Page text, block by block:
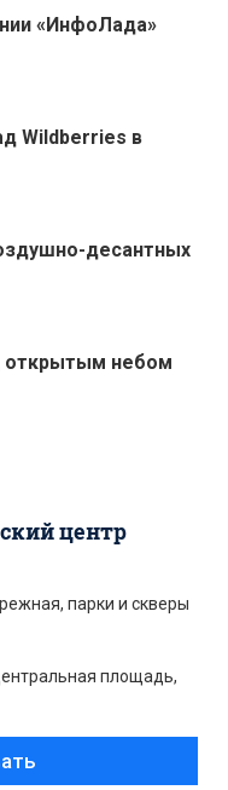
«ИнфоЛада»
Wildberries в
десантных
открытым небом
центр
парки и скверы
площадь,